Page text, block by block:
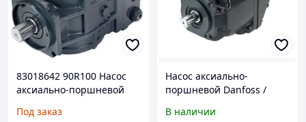
83018642 90R100 Насос
аксиально-поршневой
(Acros 530, Vector 410)
Под заказ
Насос аксиально-
поршневой Danfoss /
В наличии